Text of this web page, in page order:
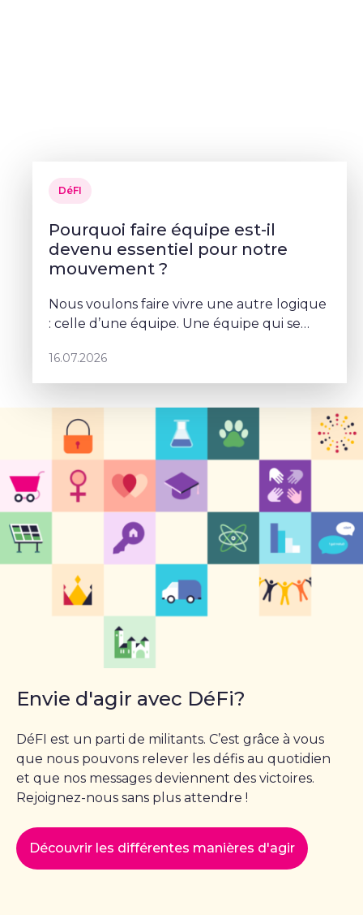
DéFI
Pourquoi faire équipe est-il
devenu essentiel pour notre
mouvement ?
Nous voulons faire vivre une autre logique
: celle d’une équipe. Une équipe qui se
projet commun – Sophie Rohonyi
16.07.2026
Envie d'agir avec DéFi?
DéFI est un parti de militants. C’est grâce à vous
que nous pouvons relever les défis au quotidien
et que nos messages deviennent des victoires.
Rejoignez-nous sans plus attendre !
Découvrir les différentes manières d'agir